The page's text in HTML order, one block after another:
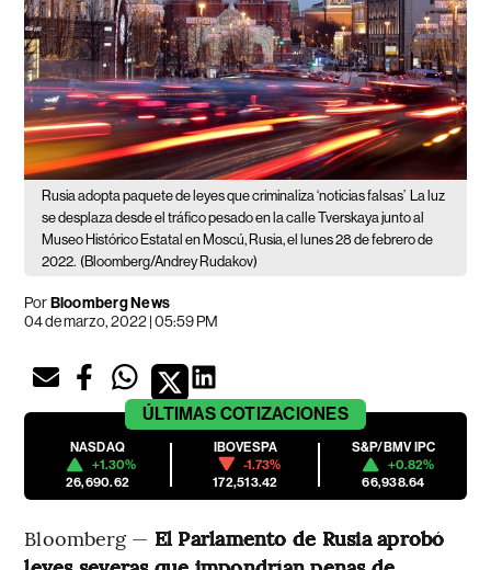
Rusia adopta paquete de leyes que criminaliza ‘noticias falsas’
La luz
se desplaza desde el tráfico pesado en la calle Tverskaya junto al
Museo Histórico Estatal en Moscú, Rusia, el lunes 28 de febrero de
2022. (Bloomberg/Andrey Rudakov)
PorBloomberg News
04 de marzo, 2022 | 05:59 PM
ÚLTIMAS COTIZACIONES
NASDAQ
+1.30%
26,690.62
IBOVESPA
-1.73%
172,513.42
S&P/BMV IPC
+0.82%
66,938.64
Bloomberg — El Parlamento de Rusia aprobó